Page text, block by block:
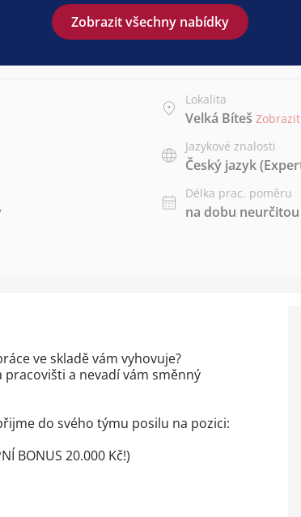
Zobrazit všechny nabídky
Lokalita
Velká Bíteš
Jazykové znalosti
Český jazyk
Délka prac. poměru
na dobu
ve skladě vám vyhovuje?
a nevadí vám směnný
do svého týmu posilu na pozici:
BONUS 20.000 Kč!)